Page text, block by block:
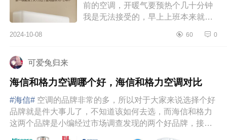
前的空调，开暖气要预热个几十分钟
我是无法接受的，早上上班本来就冷
也迟到了，还好遇到了科龙空调，下
2024-10-08 60 0
可爱兔归来
海信和格力空调哪个好，海信和格力空调对比
#海信# 空调的品牌非常的多，所以对于大家来说选择个好
品牌就是件大事儿了，不知道该如何去选，而海信和格力
这两个品牌是小编经过市场调查发现的两个好品牌，接下
来，我们就一起来...